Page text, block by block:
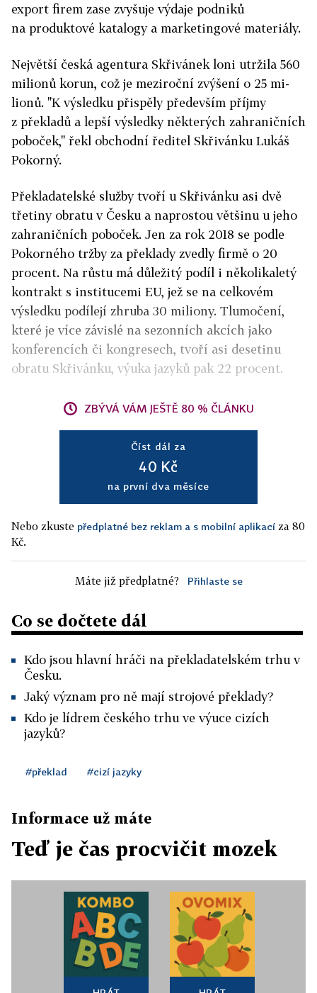
export firem zase zvyšuje výdaje podniků
na produktové katalogy a marketingové materiály.
Největší česká agentura Skřivánek loni utržila 560
milionů korun, což je meziroční zvýšení o 25 mi­
lionů. "K výsledku přispěly především příjmy
z překladů a lepší výsledky některých zahraničních
poboček," řekl obchodní ředitel Skřivánku Lukáš
Pokorný.
Překladatelské služby tvoří u Skřivánku asi dvě
třetiny obratu v Česku a naprostou většinu u jeho
zahraničních poboček. Jen za rok 2018 se podle
Pokorného tržby za překlady zvedly firmě o 20
procent. Na růstu má důležitý podíl i několikaletý
kontrakt s institucemi EU, jež se na celkovém
výsledku podílejí zhruba 30 miliony. Tlumočení,
které je více závislé na sezonních akcích jako
konferencích či kongresech, tvoří asi desetinu
obratu Skřivánku, výuka jazyků pak 22 procent.
ZBÝVÁ VÁM JEŠTĚ 80 % ČLÁNKU
Číst dál za
40 Kč
na první dva měsíce
Nebo zkuste předplatné bez reklam a s mobilní aplikací za 80
Kč.
Máte již předplatné? Přihlaste se
Co se dočtete dál
Kdo jsou hlavní hráči na překladatelském trhu v
Česku.
Jaký význam pro ně mají strojové překlady?
Kdo je lídrem českého trhu ve výuce cizích
jazyků?
#překlad #cizí jazyky
Informace už máte
Teď je čas procvičit mozek